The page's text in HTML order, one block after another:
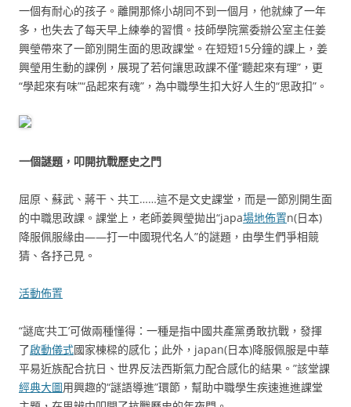
一個有耐心的孩子。離開那條小胡同不到一個月，他就練了一年
多，也失去了每天早上練拳的習慣。技師學院黨委辦公室主任姜
興瑩帶來了一節別開生面的思政課堂。在短短15分鐘的課上，姜
興瑩用生動的課例，展現了若何讓思政課不僅“聽起來有理”，更
“學起來有味”“品起來有魂”，為中職學生扣大好人生的“思政扣”。
一個謎題，叩開抗戰歷史之門
屈原、蘇武、蔣干、共工……這不是文史課堂，而是一節別開生面
的中職思政課。課堂上，老師姜興瑩拋出“japa場地佈置n(日本)
降服佩服緣由——打一中國現代名人”的謎題，由學生們爭相競
猜、各抒己見。
活動佈置
“謎底‘共工’可做兩種懂得：一種是指中國共產黨勇敢抗戰，發揮
了啟動儀式國家棟樑的感化；此外，japan(日本)降服佩服是中華
平易近族配合抗日、世界反法西斯氣力配合感化的結果。”該堂課
經典大圖用興趣的“謎語導進”環節，幫助中職學生疾速進進課堂